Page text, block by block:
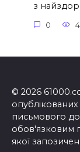
з
0
© 2026
опублікованих
письмового
обов'язковим
якої